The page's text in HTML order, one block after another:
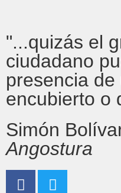
"...quizás el
ciudadano
presencia
encubierto o
Simón
Angostura